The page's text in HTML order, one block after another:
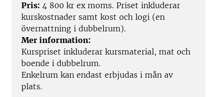
Pris: 4 800 kr ex moms. Priset inkluderar
kurskostnader samt kost och logi (en
övernattning i dubbelrum).
Mer information:
Kurspriset inkluderar kursmaterial, mat och
boende i dubbelrum.
Enkelrum kan endast erbjudas i mån av
plats.